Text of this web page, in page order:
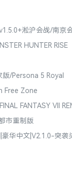
淞沪会战/南京会战+全DLC|
HUNTER RISE
/Persona 5 Royal
Free Zone
FANTASY VII REMAKE
市重制版
突袭头目-暗黑贝拉+联机+单机+预